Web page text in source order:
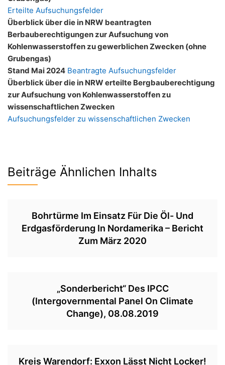
Erteilte Aufsuchungsfelder
Überblick über die in NRW beantragten
Berbauberechtigungen zur Aufsuchung von
Kohlenwasserstoffen zu gewerblichen Zwecken (ohne
Grubengas)
Stand Mai 2024 Beantragte Aufsuchungsfelder
Überblick über die in NRW erteilte Bergbauberechtigung
zur Aufsuchung von Kohlenwasserstoffen zu
wissenschaftlichen Zwecken
Aufsuchungsfelder zu wissenschaftlichen Zwecken
Beiträge Ähnlichen Inhalts
Bohrtürme Im Einsatz Für Die Öl- Und
Erdgasförderung In Nordamerika – Bericht
Zum März 2020
„Sonderbericht“ Des IPCC
(Intergovernmental Panel On Climate
Change), 08.08.2019
Kreis Warendorf: Exxon Lässt Nicht Locker!